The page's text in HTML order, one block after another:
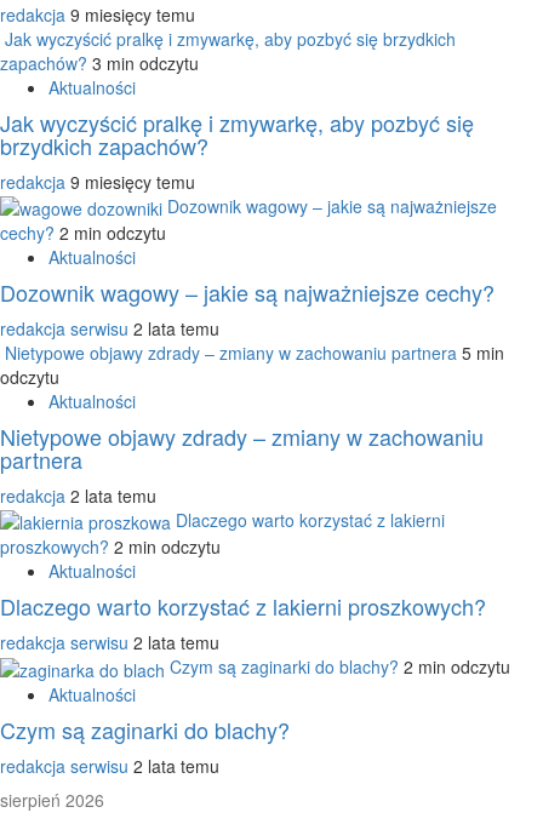
redakcja 9 miesięcy temu
Jak wyczyścić pralkę i zmywarkę, aby pozbyć się brzydkich
zapachów? 3 min odczytu
Aktualności
Jak wyczyścić pralkę i zmywarkę, aby pozbyć się
brzydkich zapachów?
redakcja 9 miesięcy temu
Dozownik wagowy – jakie są najważniejsze
cechy? 2 min odczytu
Aktualności
Dozownik wagowy – jakie są najważniejsze cechy?
redakcja serwisu 2 lata temu
Nietypowe objawy zdrady – zmiany w zachowaniu partnera 5 min
odczytu
Aktualności
Nietypowe objawy zdrady – zmiany w zachowaniu
partnera
redakcja 2 lata temu
Dlaczego warto korzystać z lakierni
proszkowych? 2 min odczytu
Aktualności
Dlaczego warto korzystać z lakierni proszkowych?
redakcja serwisu 2 lata temu
Czym są zaginarki do blachy? 2 min odczytu
Aktualności
Czym są zaginarki do blachy?
redakcja serwisu 2 lata temu
sierpień 2026